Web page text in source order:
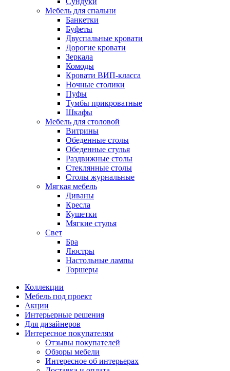
Мебель для спальни
Банкетки
Буфеты
Двуспальные кровати
Дорогие кровати
Зеркала
Комоды
Кровати ВИП-класса
Ночные столики
Пуфы
Тумбы прикроватные
Шкафы
Мебель для столовой
Витрины
Обеденные столы
Обеденные стулья
Раздвижные столы
Стеклянные столы
Столы журнальные
Мягкая мебель
Диваны
Кресла
Кушетки
Мягкие стулья
Свет
Бра
Люстры
Настольные лампы
Торшеры
Коллекции
Мебель под проект
Акции
Интерьерные решения
Для дизайнеров
Интересное покупателям
Отзывы покупателей
Обзоры мебели
Интересное об интерьерах